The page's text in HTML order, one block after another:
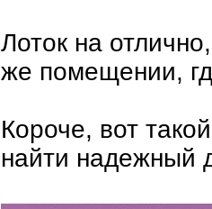
Лоток на
же помещении,
Короче, вот
найти надежный